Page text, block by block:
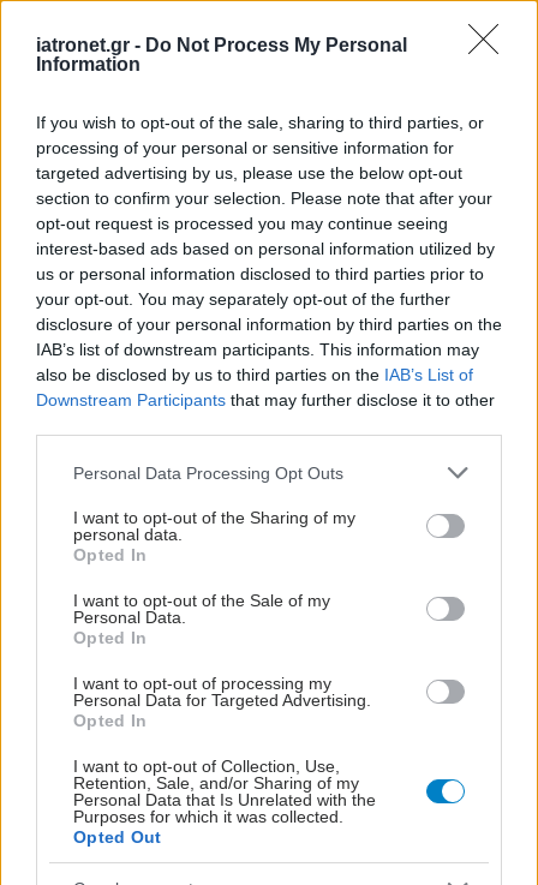
iatronet.gr - Do Not Process My Personal
Information
If you wish to opt-out of the sale, sharing to third parties, or
processing of your personal or sensitive information for
targeted advertising by us, please use the below opt-out
section to confirm your selection. Please note that after your
opt-out request is processed you may continue seeing
interest-based ads based on personal information utilized by
us or personal information disclosed to third parties prior to
your opt-out. You may separately opt-out of the further
disclosure of your personal information by third parties on the
IAB’s list of downstream participants. This information may
also be disclosed by us to third parties on the IAB’s List of
Downstream Participants that may further disclose it to other
Please note that this website/app uses one or more Google
not limited to your visit or usage behaviour. You may click to
grant or deny consent to Google and its third-party tags to
use your data for below specified purposes in below Google
consent section.
Personal Data Processing Opt Outs
I want to opt-out of the Sharing of my
personal data.
Opted In
I want to opt-out of the Sale of my
Personal Data.
Opted In
I want to opt-out of processing my
Personal Data for Targeted Advertising.
Opted In
I want to opt-out of Collection, Use,
Retention, Sale, and/or Sharing of my
Personal Data that Is Unrelated with the
Purposes for which it was collected.
Opted Out